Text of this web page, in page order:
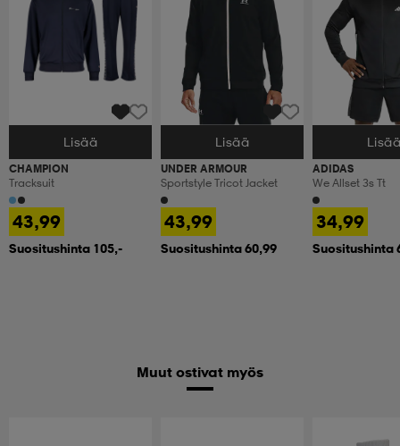
Valitse Koko
Lisää
CHAMPION
Tracksuit
43,99
Suositushinta 105,-
Valitse Koko
Lisää
UNDER ARMOUR
Sportstyle Tricot Jacket
43,99
Suositushinta 60,99
Valitse Koko
ADIDAS
We Allset 3s Tt
34,99
Suositushinta
Muut ostivat myös